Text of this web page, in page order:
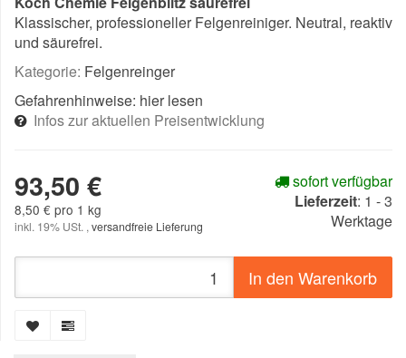
Klassischer, professioneller Felgenreiniger. Neutral, reaktiv
und säurefrei.
Kategorie: Felgenreinger
Gefahrenhinweise: hier lesen
Infos zur aktuellen Preisentwicklung
93,50 €
8,50 € pro 1 kg
inkl. 19% USt. , versandfreie Lieferung
sofort verfügbar
Lieferzeit: 1 - 3
Werktage
In den Warenkorb